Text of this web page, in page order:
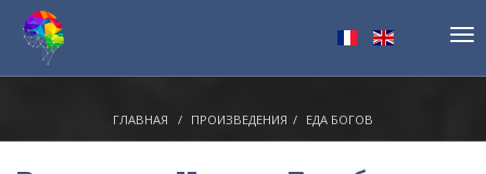
ГЛАВНАЯ ПРОИЗВЕДЕНИЯ ЕДА БОГОВ